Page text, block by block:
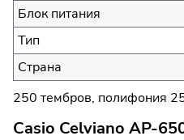
Блок питания
Тип
Страна
250 тембров, полифония
Casio Celviano AP-